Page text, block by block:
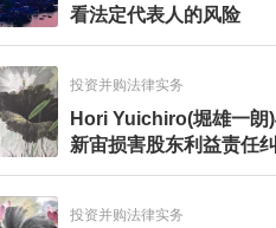
看法定代表人的风险
投资并购法律实务
Hori Yuichiro(堀雄一朗
新宙损害股东利益责任
审案件二审民事判决书
投资并购法律实务